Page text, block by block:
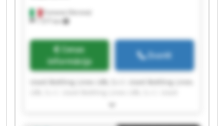
Fumane (Verona)
1 577 km
Cenas
informācija
Zvanīt
Used Bottling Lines UBL S.r.l. Used Bottling Lines
Bottling Lines UBL S.r.l. Used Bottling Lines UBL
Lines UBL S.r.l. Used Bottling Lines UBL S.r.l.